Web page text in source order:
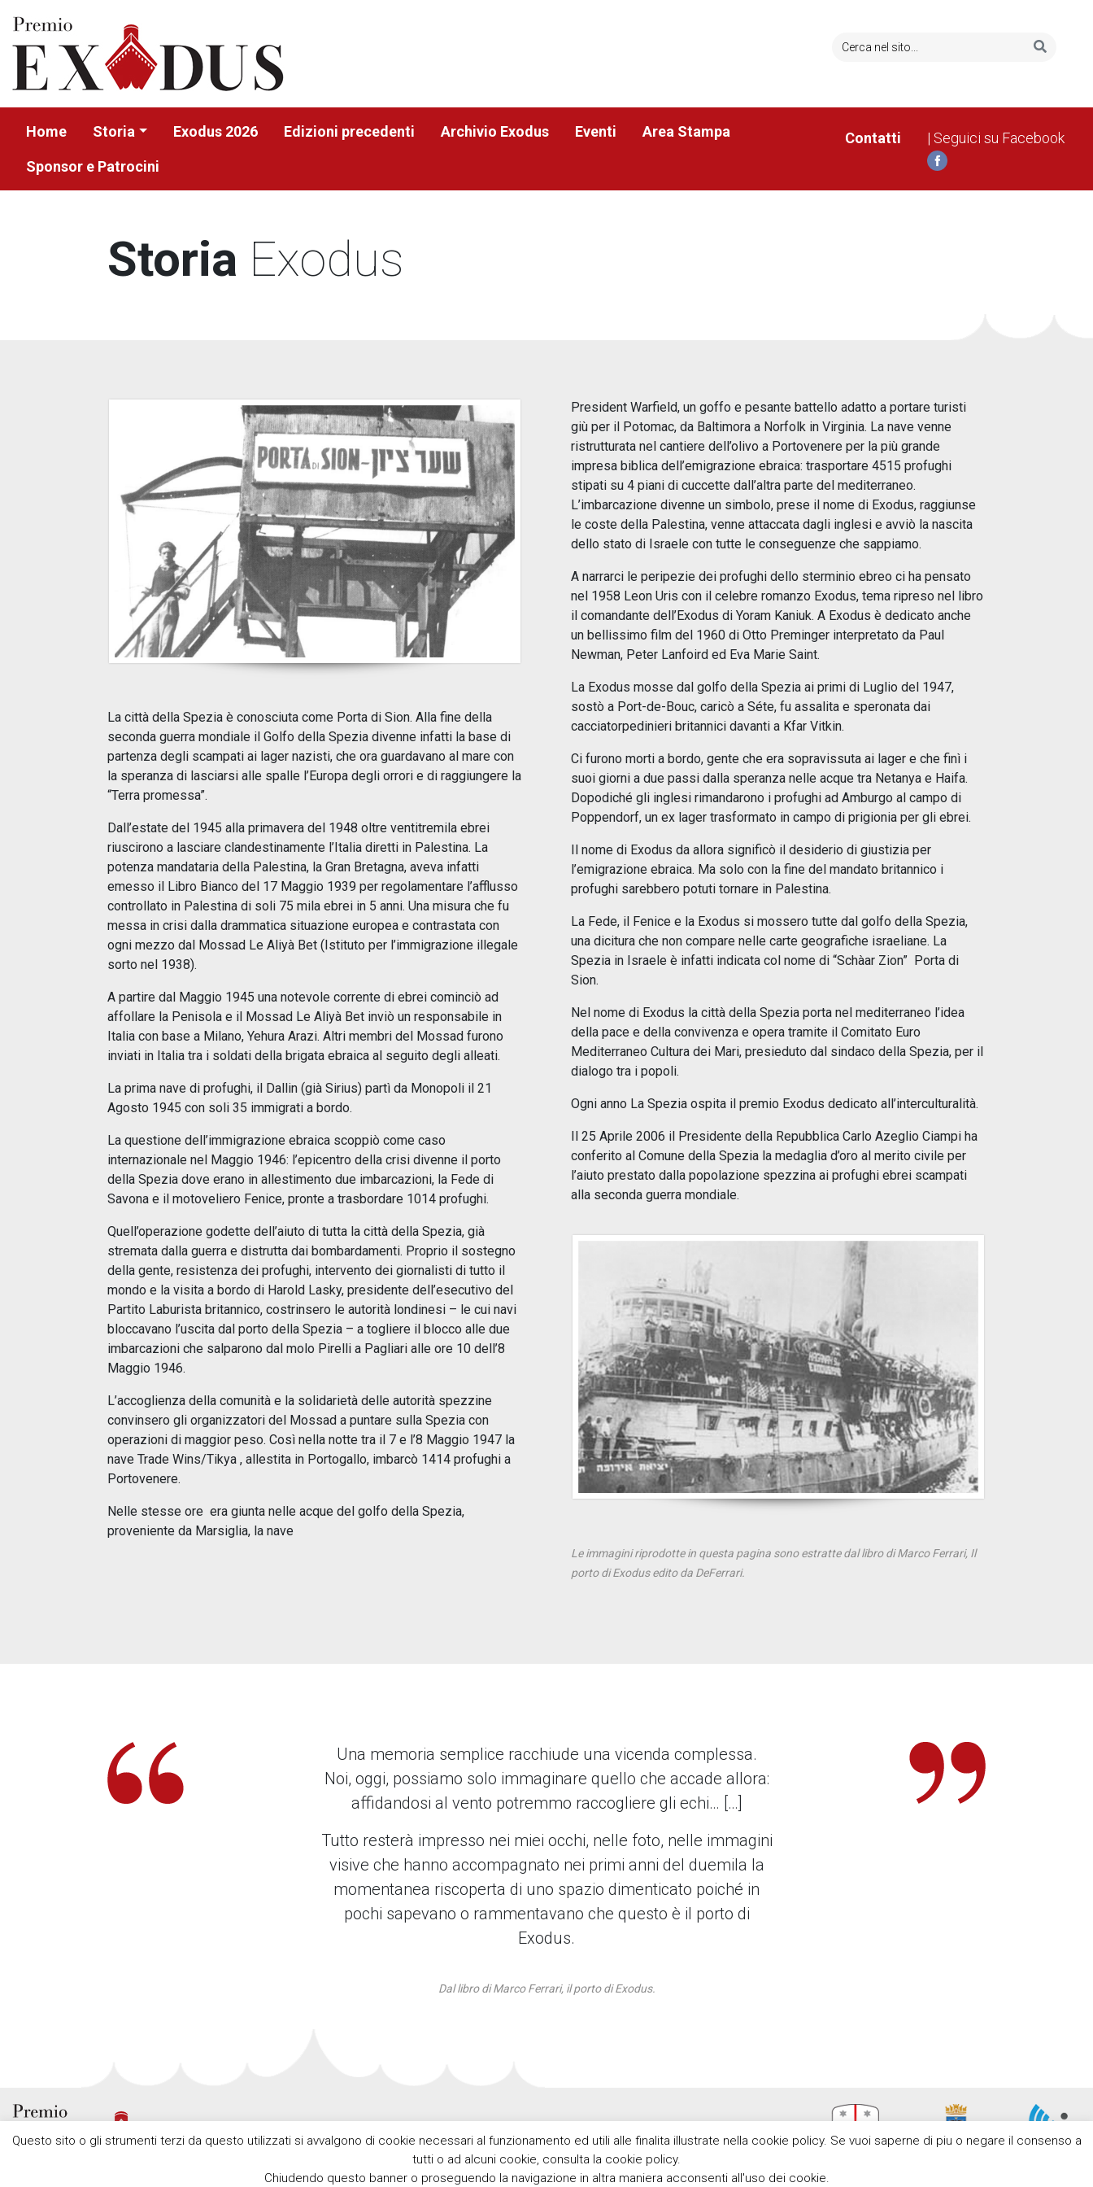
Home Storia Exodus 2026 Edizioni precedenti Archivio Exodus Eventi Area Stampa
Sponsor e Patrocini
Contatti | Seguici su Facebook
Storia Exodus
La città della Spezia è conosciuta come Porta di Sion. Alla fine della
seconda guerra mondiale il Golfo della Spezia divenne infatti la base di
partenza degli scampati ai lager nazisti, che ora guardavano al mare con
la speranza di lasciarsi alle spalle l’Europa degli orrori e di raggiungere la
“Terra promessa”.
Dall’estate del 1945 alla primavera del 1948 oltre ventitremila ebrei
riuscirono a lasciare clandestinamente l’Italia diretti in Palestina. La
potenza mandataria della Palestina, la Gran Bretagna, aveva infatti
emesso il Libro Bianco del 17 Maggio 1939 per regolamentare l’afflusso
controllato in Palestina di soli 75 mila ebrei in 5 anni. Una misura che fu
messa in crisi dalla drammatica situazione europea e contrastata con
ogni mezzo dal Mossad Le Aliyà Bet (Istituto per l’immigrazione illegale
sorto nel 1938).
A partire dal Maggio 1945 una notevole corrente di ebrei cominciò ad
affollare la Penisola e il Mossad Le Aliyà Bet inviò un responsabile in
Italia con base a Milano, Yehura Arazi. Altri membri del Mossad furono
inviati in Italia tra i soldati della brigata ebraica al seguito degli alleati.
La prima nave di profughi, il Dallin (già Sirius) partì da Monopoli il 21
Agosto 1945 con soli 35 immigrati a bordo.
La questione dell’immigrazione ebraica scoppiò come caso
internazionale nel Maggio 1946: l’epicentro della crisi divenne il porto
della Spezia dove erano in allestimento due imbarcazioni, la Fede di
Savona e il motoveliero Fenice, pronte a trasbordare 1014 profughi.
Quell’operazione godette dell’aiuto di tutta la città della Spezia, già
stremata dalla guerra e distrutta dai bombardamenti. Proprio il sostegno
della gente, resistenza dei profughi, intervento dei giornalisti di tutto il
mondo e la visita a bordo di Harold Lasky, presidente dell’esecutivo del
Partito Laburista britannico, costrinsero le autorità londinesi – le cui navi
bloccavano l’uscita dal porto della Spezia – a togliere il blocco alle due
imbarcazioni che salparono dal molo Pirelli a Pagliari alle ore 10 dell’8
Maggio 1946.
L’accoglienza della comunità e la solidarietà delle autorità spezzine
convinsero gli organizzatori del Mossad a puntare sulla Spezia con
operazioni di maggior peso. Così nella notte tra il 7 e l’8 Maggio 1947 la
nave Trade Wins/Tikya , allestita in Portogallo, imbarcò 1414 profughi a
Portovenere.
Nelle stesse ore era giunta nelle acque del golfo della Spezia,
proveniente da Marsiglia, la nave
President Warfield, un goffo e pesante battello adatto a portare turisti
giù per il Potomac, da Baltimora a Norfolk in Virginia. La nave venne
ristrutturata nel cantiere dell’olivo a Portovenere per la più grande
impresa biblica dell’emigrazione ebraica: trasportare 4515 profughi
stipati su 4 piani di cuccette dall’altra parte del mediterraneo.
L’imbarcazione divenne un simbolo, prese il nome di Exodus, raggiunse
le coste della Palestina, venne attaccata dagli inglesi e avviò la nascita
dello stato di Israele con tutte le conseguenze che sappiamo.
A narrarci le peripezie dei profughi dello sterminio ebreo ci ha pensato
nel 1958 Leon Uris con il celebre romanzo Exodus, tema ripreso nel libro
il comandante dell’Exodus di Yoram Kaniuk. A Exodus è dedicato anche
un bellissimo film del 1960 di Otto Preminger interpretato da Paul
Newman, Peter Lanfoird ed Eva Marie Saint.
La Exodus mosse dal golfo della Spezia ai primi di Luglio del 1947,
sostò a Port-de-Bouc, caricò a Séte, fu assalita e speronata dai
cacciatorpedinieri britannici davanti a Kfar Vitkin.
Ci furono morti a bordo, gente che era sopravissuta ai lager e che finì i
suoi giorni a due passi dalla speranza nelle acque tra Netanya e Haifa.
Dopodiché gli inglesi rimandarono i profughi ad Amburgo al campo di
Poppendorf, un ex lager trasformato in campo di prigionia per gli ebrei.
Il nome di Exodus da allora significò il desiderio di giustizia per
l’emigrazione ebraica. Ma solo con la fine del mandato britannico i
profughi sarebbero potuti tornare in Palestina.
La Fede, il Fenice e la Exodus si mossero tutte dal golfo della Spezia,
una dicitura che non compare nelle carte geografiche israeliane. La
Spezia in Israele è infatti indicata col nome di “Schàar Zion” Porta di
Sion.
Nel nome di Exodus la città della Spezia porta nel mediterraneo l’idea
della pace e della convivenza e opera tramite il Comitato Euro
Mediterraneo Cultura dei Mari, presieduto dal sindaco della Spezia, per il
dialogo tra i popoli.
Ogni anno La Spezia ospita il premio Exodus dedicato all’interculturalità.
Il 25 Aprile 2006 il Presidente della Repubblica Carlo Azeglio Ciampi ha
conferito al Comune della Spezia la medaglia d’oro al merito civile per
l’aiuto prestato dalla popolazione spezzina ai profughi ebrei scampati
alla seconda guerra mondiale.
Le immagini riprodotte in questa pagina sono estratte dal libro di Marco Ferrari, Il
porto di Exodus edito da DeFerrari.
Una memoria semplice racchiude una vicenda complessa.
Noi, oggi, possiamo solo immaginare quello che accade allora:
affidandosi al vento potremmo raccogliere gli echi… […]
Tutto resterà impresso nei miei occhi, nelle foto, nelle immagini
visive che hanno accompagnato nei primi anni del duemila la
momentanea riscoperta di uno spazio dimenticato poiché in
pochi sapevano o rammentavano che questo è il porto di
Exodus.
Dal libro di Marco Ferrari, il porto di Exodus.
Questo sito o gli strumenti terzi da questo utilizzati si avvalgono di cookie necessari al funzionamento ed utili alle finalita illustrate nella cookie policy. Se vuoi saperne di piu o negare il consenso a
tutti o ad alcuni cookie, consulta la cookie policy.
Chiudendo questo banner o proseguendo la navigazione in altra maniera acconsenti all'uso dei cookie.